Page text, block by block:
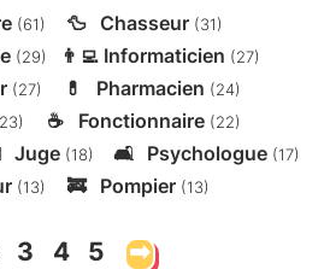
(61) 🦆 Chasseur (31)
(29) 👨‍💻Informaticien (27)
(27) 💊 Pharmacien (24)
☕ Fonctionnaire (22)
Juge (18) 🛋️ Psychologue (17)
(13) 🚒 Pompier (13)
3 4 5 ➡